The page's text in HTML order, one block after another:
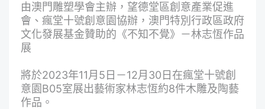
由澳門雕塑學會主辦，望德堂區創意產業促進
會、瘋堂十號創意園協辦，澳門特別行政區政府
文化發展基金贊助的《不知不覺》－林志恆作品
展
將於2023年11月5日－12月30日在瘋堂十號創
意園B05室展出藝術家林志恆約8件木雕及陶藝
作品。